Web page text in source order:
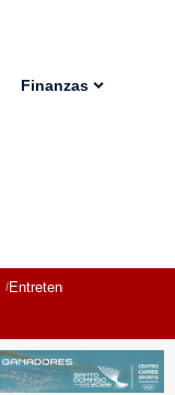
Finanzas
Entretenimiento